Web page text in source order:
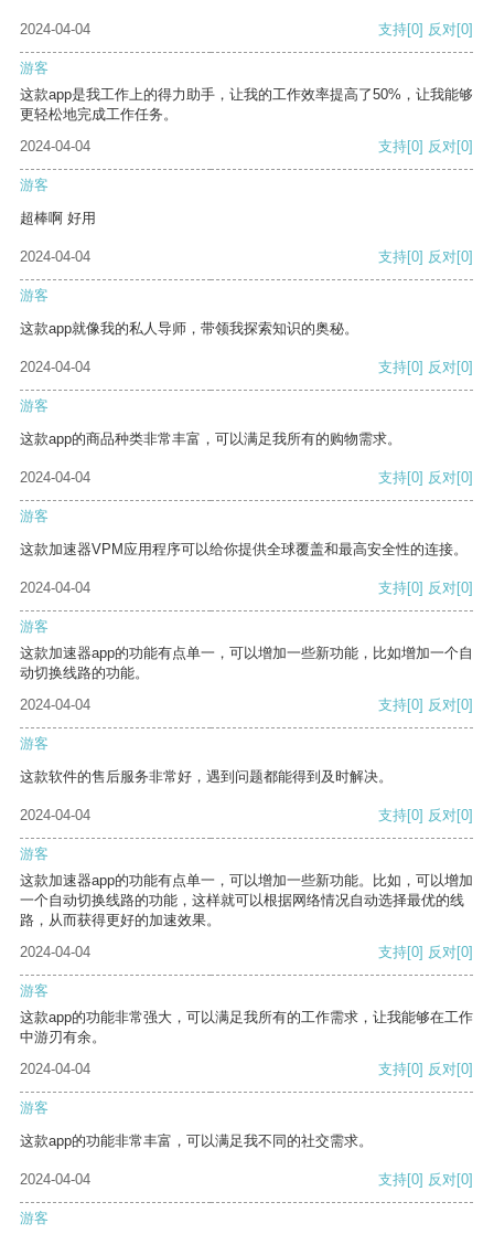
2024-04-04 支持[0] 反对[0]
游客
这款app是我工作上的得力助手，让我的工作效率提高了50%，让我能够
更轻松地完成工作任务。
2024-04-04
支持[0] 反对[0]
游客
超棒啊 好用
2024-04-04 支持[0] 反对[0]
游客
这款app就像我的私人导师，带领我探索知识的奥秘。
2024-04-04 支持[0] 反对[0]
游客
这款app的商品种类非常丰富，可以满足我所有的购物需求。
2024-04-04 支持[0] 反对[0]
游客
这款加速器VPM应用程序可以给你提供全球覆盖和最高安全性的连接。
2024-04-04 支持[0] 反对[0]
游客
这款加速器app的功能有点单一，可以增加一些新功能，比如增加一个自
动切换线路的功能。
2024-04-04
支持[0] 反对[0]
游客
这款软件的售后服务非常好，遇到问题都能得到及时解决。
2024-04-04 支持[0] 反对[0]
游客
这款加速器app的功能有点单一，可以增加一些新功能。比如，可以增加
一个自动切换线路的功能，这样就可以根据网络情况自动选择最优的线
路，从而获得更好的加速效果。
2024-04-04
支持[0] 反对[0]
游客
这款app的功能非常强大，可以满足我所有的工作需求，让我能够在工作
中游刃有余。
2024-04-04
支持[0] 反对[0]
游客
这款app的功能非常丰富，可以满足我不同的社交需求。
2024-04-04 支持[0] 反对[0]
游客